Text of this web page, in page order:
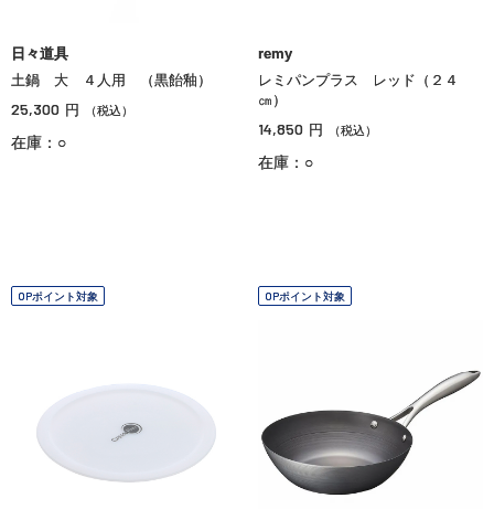
日々道具
土鍋 大 ４人用 （黒飴釉）
25,300 円 （税込）
在庫：○
remy
レミパンプラス レッド（２４
㎝）
14,850 円 （税込）
在庫：○
OPポイント対象 OPポイント対象